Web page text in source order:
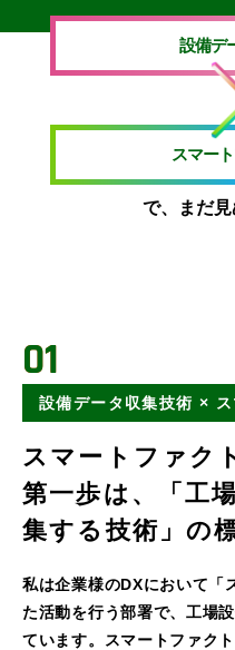
設備デ
スマー
で、まだ見
01
設備データ収集技術 ×
スマートファク
第一歩は、「工
集する技術」の
私は企業様のDXにおいて「
た活動を行う部署で、工場
ています。スマートファク